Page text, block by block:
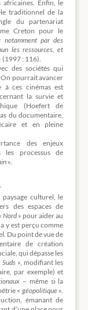
africaines. Enfin, le
traditionnel de la
du partenariat
Creton pour le
notamment par des
les ressources, et
(1997 : 116).
des sociétés qui
pourrait avancer
à ces cinémas est
la survie et
(Hoefert de
du documentaire,
et en pleine
des enjeux
les processus de
».
culturel, le
des espaces de
Nord » pour aider au
y est perçu comme
Du point de vue de
de création
qui dépasse les
Suds», modifiant les
par exemple) et
– même si la
« géopolitique».
émanant de